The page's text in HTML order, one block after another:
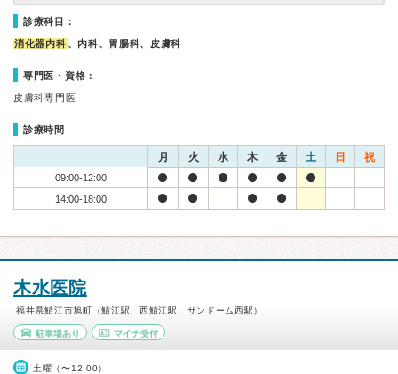
診療科目：
消化器内科 、内科、胃腸科、皮膚科
専門医・資格：
皮膚科専門医
診療時間
月 火 水 木 金 土 日 祝
09:00-12:00
14:00-18:00
木水医院
福井県鯖江市旭町（鯖江駅、西鯖江駅、サンドーム西駅）
駐車場あり マイナ受付
土曜（〜12:00）